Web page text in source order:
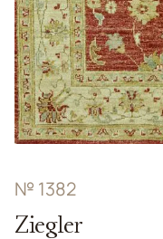
№ 1382
Ziegler